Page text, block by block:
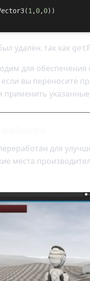
(1 ,0,0) )
удалён, так как
для обеспечения
вы переносите
применить
для
места